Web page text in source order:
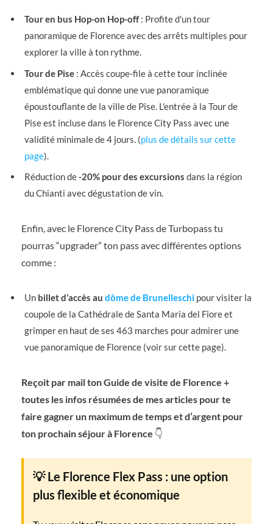
Tour en bus Hop-on Hop-off: Profite d'un tour
panoramique de Florence avec des arrêts multiples pour
explorer la ville à ton rythme.
Tour de Pise : Accès coupe-file à cette tour inclinée
emblématique qui donne une vue panoramique
époustouflante de la ville de Pise. L'entrée à la Tour de
Pise est incluse dans le Florence City Pass avec une
validité minimale de 4 jours. (plus de détails sur cette
page).
Réduction de-20% pour des excursions dans la région
du Chianti avec dégustation de vin.
Enfin, avec le Florence City Pass de Turbopass tu
pourras “upgrader” ton pass avec différentes options
comme :
Un billet d’accès au dôme de Brunelleschi pour visiter la
coupole de la Cathédrale de Santa Maria del Fiore et
grimper en haut de ses 463 marches pour admirer une
vue panoramique de Florence (voir sur cette page).
Reçoit par mail ton Guide de visite de Florence +
toutes les infos résumées de mes articles pour te
faire gagner un maximum de temps et d’argent pour
ton prochain séjour à Florence 👇
💡 Le Florence Flex Pass : une option
plus flexible et économique